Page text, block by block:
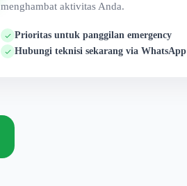
menghambat aktivitas Anda.
Prioritas untuk panggilan emergency
Hubungi teknisi sekarang via WhatsApp